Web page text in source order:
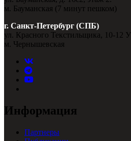
м. Бауманская (7 минут пешком)
г. Санкт-Петербург (СПБ)
ул. Красного Текстильщика, 10-12 У
м. Чернышевская
Информация
Партнеры